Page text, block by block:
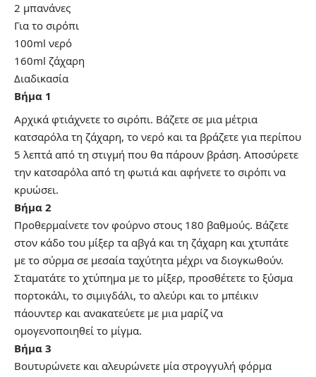
2 μπανάνες
Για το σιρόπι
100ml νερό
160ml ζάχαρη
Διαδικασία
Βήμα 1
Αρχικά φτιάχνετε το σιρόπι. Βάζετε σε μια μέτρια
κατσαρόλα τη ζάχαρη, το νερό και τα βράζετε για περίπου
5 λεπτά από τη στιγμή που θα πάρουν βράση. Αποσύρετε
την κατσαρόλα από τη φωτιά και αφήνετε το σιρόπι να
κρυώσει.
Βήμα 2
Προθερμαίνετε τον φούρνο στους 180 βαθμούς. Βάζετε
στον κάδο του μίξερ τα αβγά και τη ζάχαρη και χτυπάτε
με το σύρμα σε μεσαία ταχύτητα μέχρι να διογκωθούν.
Σταματάτε το χτύπημα με το μίξερ, προσθέτετε το ξύσμα
πορτοκάλι, το σιμιγδάλι, το αλεύρι και το μπέικιν
πάουντερ και ανακατεύετε με μια μαρίζ να
ομογενοποιηθεί το μίγμα.
Βήμα 3
Βουτυρώνετε και αλευρώνετε μία στρογγυλή φόρμα